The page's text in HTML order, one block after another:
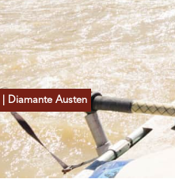
| Diamante Austen